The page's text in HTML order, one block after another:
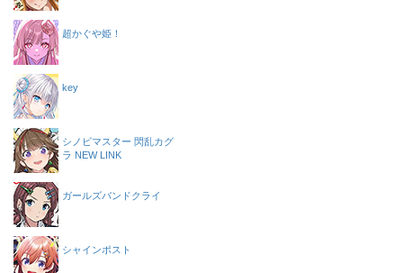
超かぐや姫！
key
シノビマスター 閃乱カグ
ラ NEW LINK
ガールズバンドクライ
シャインポスト